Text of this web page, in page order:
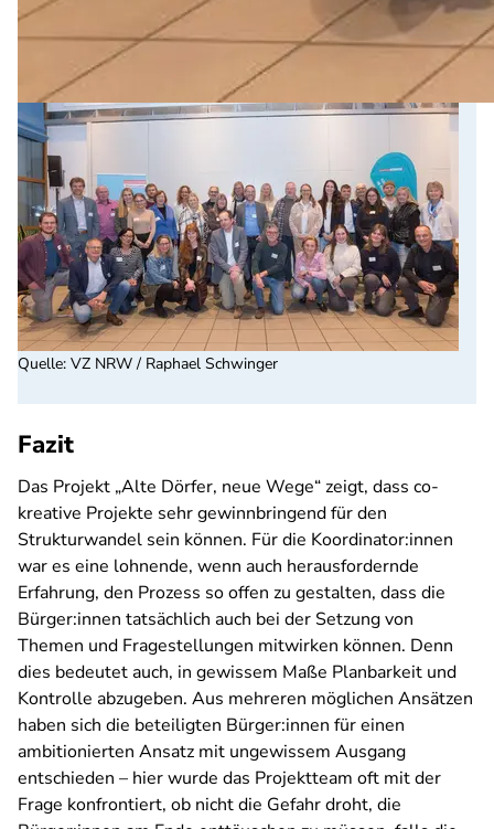
Quelle: VZ NRW / Raphael Schwinger
Fazit
Das Projekt „Alte Dörfer, neue Wege“ zeigt, dass co-
kreative Projekte sehr gewinnbringend für den
Strukturwandel sein können. Für die Koordinator:innen
war es eine lohnende, wenn auch herausfordernde
Erfahrung, den Prozess so offen zu gestalten, dass die
Bürger:innen tatsächlich auch bei der Setzung von
Themen und Fragestellungen mitwirken können. Denn
dies bedeutet auch, in gewissem Maße Planbarkeit und
Kontrolle abzugeben. Aus mehreren möglichen Ansätzen
haben sich die beteiligten Bürger:innen für einen
ambitionierten Ansatz mit ungewissem Ausgang
entschieden – hier wurde das Projektteam oft mit der
Frage konfrontiert, ob nicht die Gefahr droht, die